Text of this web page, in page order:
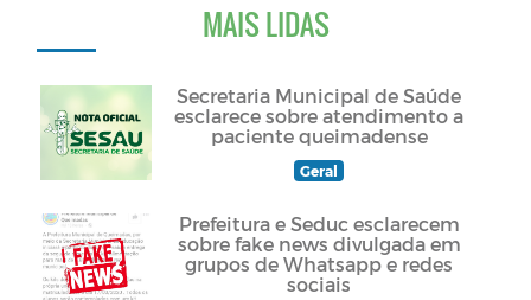
MAIS LIDAS
Secretaria Municipal de Saúde
esclarece sobre atendimento a
paciente queimadense
Geral
Prefeitura e Seduc esclarecem
sobre fake news divulgada em
grupos de Whatsapp e redes
sociais